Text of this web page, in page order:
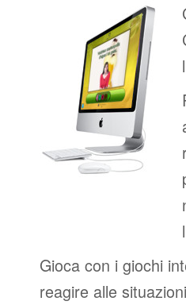
Gioca con i giochi
reagire alle